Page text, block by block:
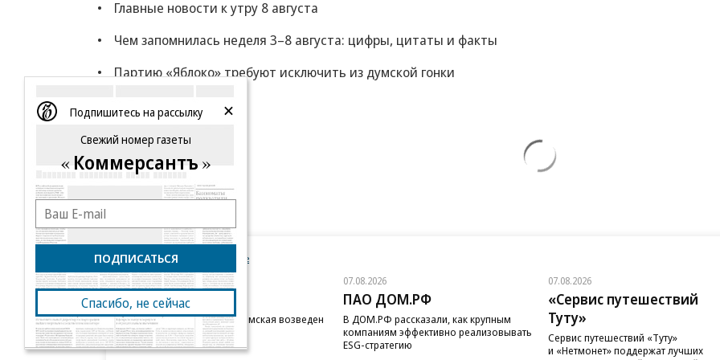
Главные новости к утру 8 августа
Чем запомнилась неделя 3–8 августа: цифры, цитаты и факты
Партию «Яблоко» требуют исключить из думской гонки
Новости компаний Все
07.08.2026
STONE
Бизнес-центр STONE Римская возведен
в полную высоту
07.08.2026
ПАО ДОМ.РФ
В ДОМ.РФ рассказали, как крупным
компаниям эффективно реализовывать
ESG-стратегию
07.08.2026
«Сервис путешествий
Туту»
Сервис путешествий «Туту»
и «Нетмонет» поддержат лучших
Подпишитесь на рассылку
Свежий номер газеты
Коммерсантъ
ПОДПИСАТЬСЯ
Спасибо, не сейчас